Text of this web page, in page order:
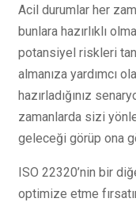
Acil durumlar her
bunlara hazırlıklı
potansiyel riskleri
almanıza yardımcı
hazırladığınız
zamanlarda sizi
geleceği görüp ona
ISO 22320’nin bir
optimize etme